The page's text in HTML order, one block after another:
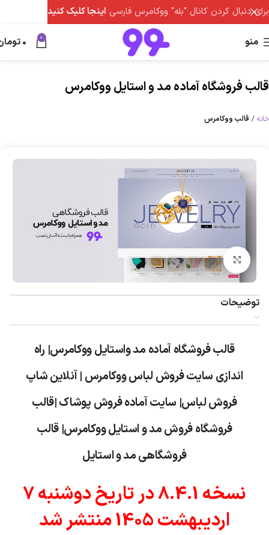
منو 0
0
قالب فروشگاه آماده مد و استایل ووکامرس
خانه قالب ووکامرس
برای بزرگنمایی کلیک کنید
توضیحات
قالب فروشگاه آماده مد واستایل ووکامرس| راه
اندازی سایت فروش لباس ووکامرس | آنلاین شاپ
فروش لباس| سایت آماده فروش پوشاک |قالب
فروشگاه فروش مد و استایل ووکامرس| قالب
فروشگاهی مد و استایل
نسخه 8.4.1 در تاریخ دوشنبه 7
اردیبهشت 1405 منتشر شد
برای دنبال کردن کانال "بله" ووکامرس فارسی اینجا کلیک کنید